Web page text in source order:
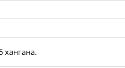
хангана.